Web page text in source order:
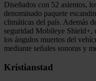
Diseñados con 52 asientos,
denominado paquete
climáticas del país. Además
seguridad Mobileye Shield+,
los ángulos muertos del
mediante señales sonoras y
Kristianstad